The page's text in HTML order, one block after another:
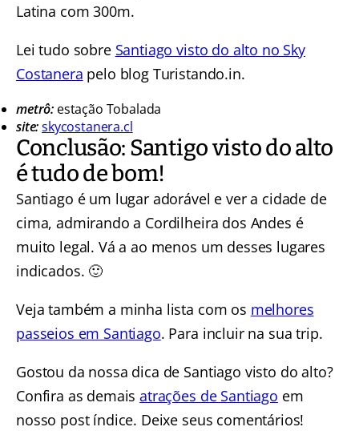
Latina com 300m.
Lei tudo sobre Santiago visto do alto no Sky
Costanera pelo blog Turistando.in.
metrô: estação Tobalada
site:skycostanera.cl
Conclusão: Santigo visto do alto
é tudo de bom!
Santiago é um lugar adorável e ver a cidade de
cima, admirando a Cordilheira dos Andes é
muito legal. Vá a ao menos um desses lugares
indicados. 🙂
Veja também a minha lista com os melhores
passeios em Santiago. Para incluir na sua trip.
Gostou da nossa dica de Santiago visto do alto?
Confira as demaisatrações de Santiago em
nosso post índice. Deixe seus comentários!